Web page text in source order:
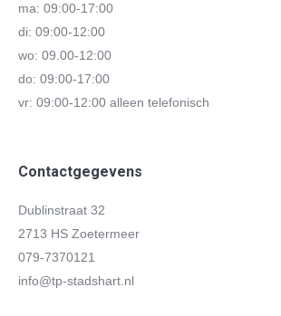
ma: 09:00-17:00
di: 09:00-12:00
wo: 09.00-12:00
do: 09:00-17:00
vr: 09:00-12:00 alleen telefonisch
Contactgegevens
Dublinstraat 32
2713 HS Zoetermeer
079-7370121
info@tp-stadshart.nl